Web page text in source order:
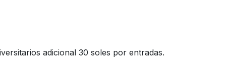
adicional 30 soles por entradas.